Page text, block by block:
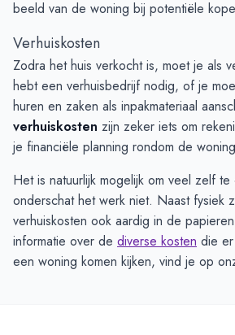
beeld van de woning bij potentiële
Verhuiskosten
Zodra het huis verkocht is, moet je als
hebt een verhuisbedrijf nodig, of je
huren en zaken als inpakmateriaal
verhuiskosten zijn zeker iets om
je financiële planning rondom de
Het is natuurlijk mogelijk om veel zelf
onderschat het werk niet. Naast fysiek
verhuiskosten ook aardig in de
informatie over de diverse kosten die
een woning komen kijken, vind je op